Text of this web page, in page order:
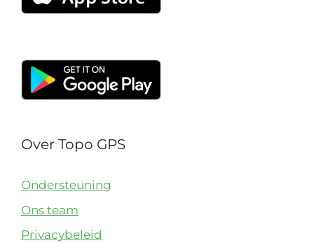
Over Topo GPS
Ondersteuning
Ons team
Privacybeleid